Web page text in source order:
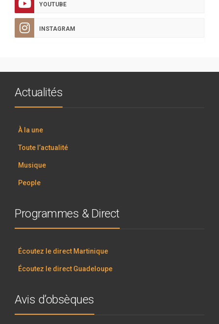
YOUTUBE
INSTAGRAM
Actualités
À la une
Toute l’actualité
Musique
People
Programmes & Direct
Écoutez le direct Martinique
Écoutez le direct Guadeloupe
Avis d’obsèques